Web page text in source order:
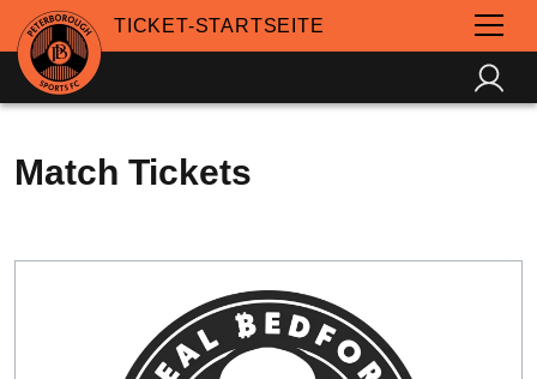
TICKET-STARTSEITE
Match Tickets